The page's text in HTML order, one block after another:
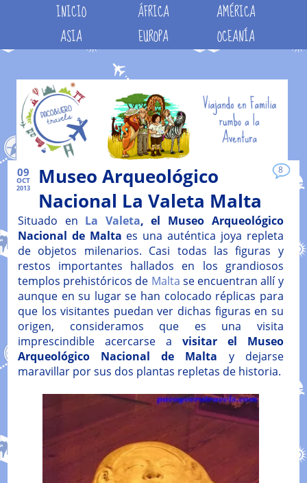
INICIO ÁFRICA
AMÉRICA
ASIA
EUROPA OCEANÍA
09
OCT
2013
8
Museo Arqueológico
Nacional La Valeta Malta
Situado en La Valeta, el Museo Arqueológico
Nacional de Malta es una auténtica joya repleta
de objetos milenarios. Casi todas las figuras y
restos importantes hallados en los grandiosos
templos prehistóricos de Malta se encuentran allí y
aunque en su lugar se han colocado réplicas para
que los visitantes puedan ver dichas figuras en su
origen, consideramos que es una visita
imprescindible acercarse a visitar el Museo
Arqueológico Nacional de Malta y dejarse
maravillar por sus dos plantas repletas de historia.